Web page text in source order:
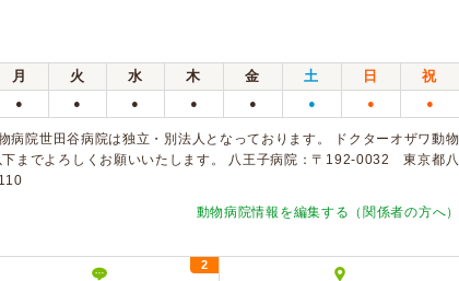
月 火 水 木 金 土 日
祝
● ● ● ● ● ● ● ●
院世田谷病院は独立・別法人となっております。 ドクターオザワ動物
までよろしくお願いいたします。 八王子病院：〒192-0032 東京都八
動物病院情報を編集する（関係者の方へ）
2